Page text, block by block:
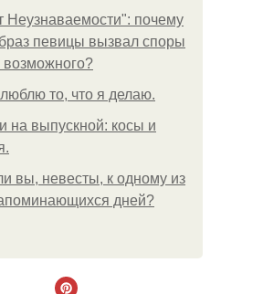
почему
певицы вызвал споры
возможного?
то, что я делаю.
на выпускной: косы и
вы, невесты, к одному из
дней?